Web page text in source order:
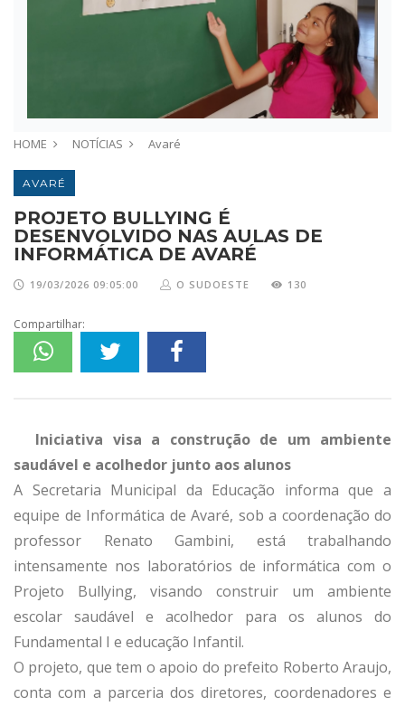
HOME NOTÍCIAS Avaré
AVARÉ
PROJETO BULLYING É
DESENVOLVIDO NAS AULAS DE
INFORMÁTICA DE AVARÉ
19/03/2026 09:05:00 O SUDOESTE 130
Compartilhar:
Iniciativa visa a construção de um ambiente
saudável e acolhedor junto aos alunos
A Secretaria Municipal da Educação informa que a
equipe de Informática de Avaré, sob a coordenação do
professor Renato Gambini, está trabalhando
intensamente nos laboratórios de informática com o
Projeto Bullying, visando construir um ambiente
escolar saudável e acolhedor para os alunos do
Fundamental I e educação Infantil.
O projeto, que tem o apoio do prefeito Roberto Araujo,
conta com a parceria dos diretores, coordenadores e